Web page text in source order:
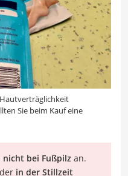
Sie beim Kauf eine
nicht bei Fußpilz an.
in der Stillzeit